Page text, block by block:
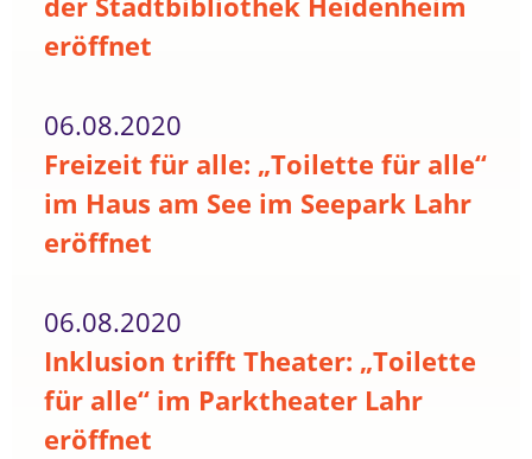
eröffnet
06.08.2020
Freizeit für alle: „Toilette für alle“
im Haus am See im Seepark Lahr
eröffnet
06.08.2020
Inklusion trifft Theater: „Toilette
für alle“ im Parktheater Lahr
eröffnet